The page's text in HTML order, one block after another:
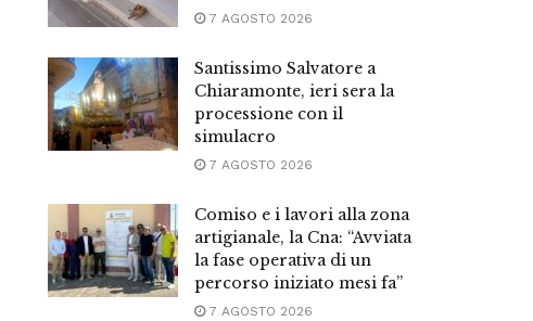
7 AGOSTO 2026
Santissimo Salvatore a
Chiaramonte, ieri sera la
processione con il
simulacro
7 AGOSTO 2026
Comiso e i lavori alla zona
artigianale, la Cna: “Avviata
la fase operativa di un
percorso iniziato mesi fa”
7 AGOSTO 2026